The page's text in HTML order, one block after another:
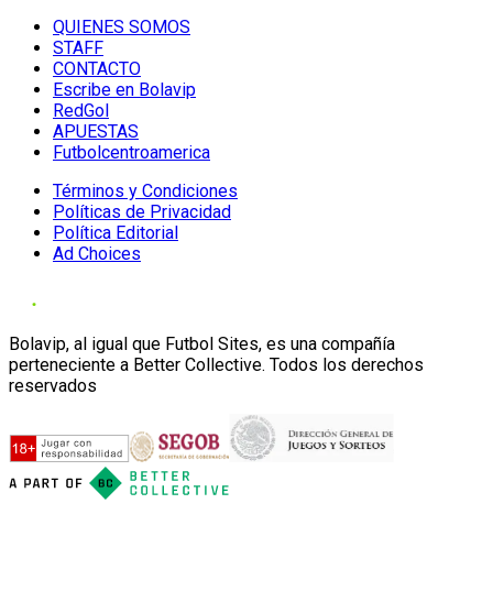
QUIENES SOMOS
STAFF
CONTACTO
Escribe en Bolavip
RedGol
APUESTAS
Futbolcentroamerica
Términos y Condiciones
Políticas de Privacidad
Política Editorial
Ad Choices
Bolavip, al igual que Futbol Sites, es una compañía
perteneciente a Better Collective. Todos los derechos
reservados